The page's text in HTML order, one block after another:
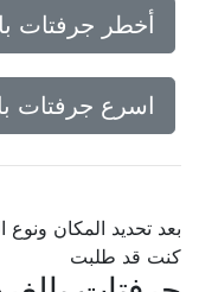
أخطر جرفتات
اسرع جرفتات
بعد تحديد المكان ونوع
كنت قد طلبت